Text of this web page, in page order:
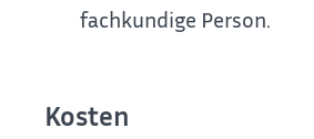
fachkundige Person.
Kosten